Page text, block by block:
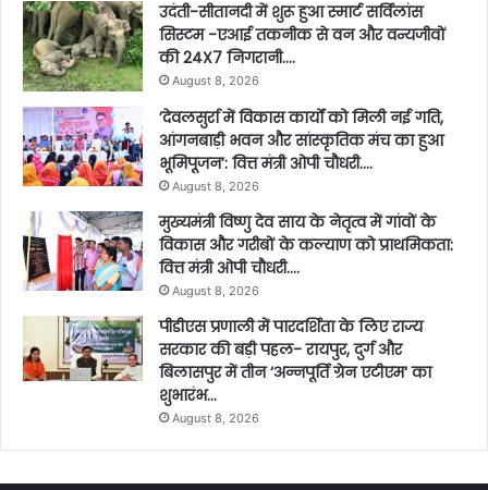
उदंती-सीतानदी में शुरू हुआ स्मार्ट सर्विलांस
सिस्टम -एआई तकनीक से वन और वन्यजीवों
की 24X7 निगरानी….
August 8, 2026
’देवलसुर्रा में विकास कार्यों को मिली नई गति,
आंगनबाड़ी भवन और सांस्कृतिक मंच का हुआ
भूमिपूजन’: वित्त मंत्री ओपी चौधरी….
August 8, 2026
मुख्यमंत्री विष्णु देव साय के नेतृत्व में गांवों के
विकास और गरीबों के कल्याण को प्राथमिकता:
वित्त मंत्री ओपी चौधरी….
August 8, 2026
पीडीएस प्रणाली में पारदर्शिता के लिए राज्य
सरकार की बड़ी पहल- रायपुर, दुर्ग और
बिलासपुर में तीन ‘अन्नपूर्ति ग्रेन एटीएम‘ का
शुभारंभ…
August 8, 2026